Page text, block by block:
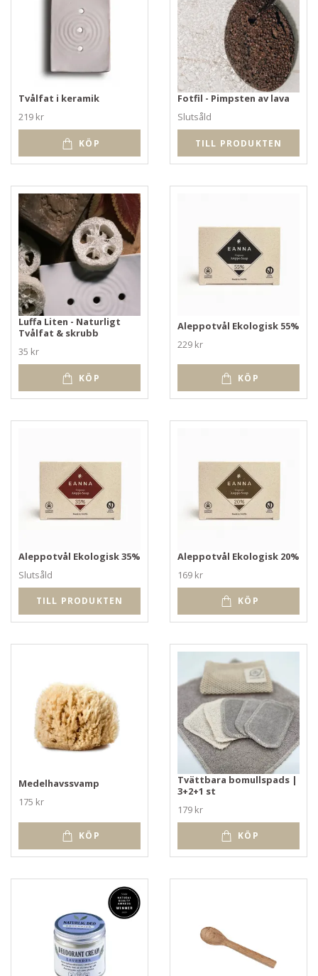
Tvålfat i keramik
219 kr
KÖP
Fotfil - Pimpsten av lava
Slutsåld
TILL PRODUKTEN
Luffa Liten - Naturligt
Tvålfat & skrubb
35 kr
KÖP
Aleppotvål Ekologisk 55%
229 kr
KÖP
Aleppotvål Ekologisk 35%
Slutsåld
TILL PRODUKTEN
Aleppotvål Ekologisk 20%
169 kr
KÖP
Medelhavssvamp
175 kr
KÖP
Tvättbara bomullspads |
3+2+1 st
179 kr
KÖP